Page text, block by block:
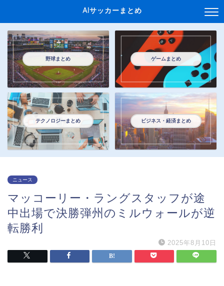
AIサッカーまとめ
野球まとめ ゲームまとめ
テクノロジーまとめ ビジネス・経済まとめ
ニュース
マッコーリー・ラングスタッフが途
中出場で決勝弾州のミルウォールが逆
転勝利
2025年8月10日